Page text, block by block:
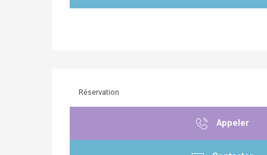
Réservation
Appeler